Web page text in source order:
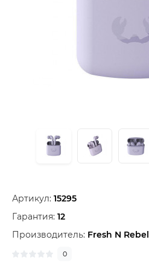
Артикул: 15295
Гарантия: 12
Производитель: Fresh N Rebel
0